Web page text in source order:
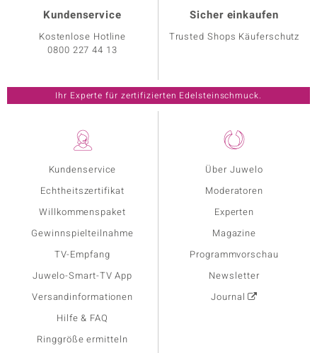
Kundenservice
Echtheitszertifikat
Willkommenspaket
Gewinnspielteilnahme
TV-Empfang
Juwelo-Smart-TV App
Versandinformationen
Hilfe & FAQ
Ringgröße ermitteln
Über Juwelo
Moderatoren
Experten
Magazine
Programmvorschau
Newsletter
Journal
Kundenservice
Kostenlose Hotline
0800 227 44 13
Sicher einkaufen
Trusted Shops Käuferschutz
Ihr Experte für zertifizierten Edelsteinschmuck.